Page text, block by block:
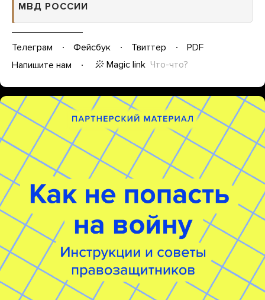
МВД РОССИИ
Телеграм Фейсбук Твиттер
PDF
Напишите нам
Magic link Что-что?